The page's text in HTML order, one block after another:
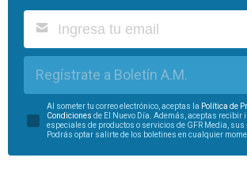
Regístrate a Boletín A.M.
Al someter tu correo electrónico, aceptas la Política de
Condiciones de El Nuevo Día. Además, aceptas recibir
especiales de productos o servicios de GFR Media,
Podrás optar salirte de los boletines en cualquier